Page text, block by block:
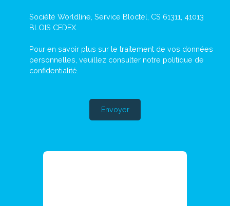
Société Worldline, Service Bloctel, CS 61311, 41013
BLOIS CEDEX.
Pour en savoir plus sur le traitement de vos données
personnelles, veuillez consulter notre politique de
confidentialité
Envoyer